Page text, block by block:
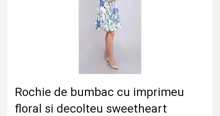
Rochie de bumbac cu imprimeu
floral si decolteu sweetheart